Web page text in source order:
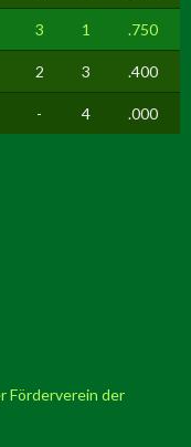
3 1 .750
2 3 .400
- 4 .000